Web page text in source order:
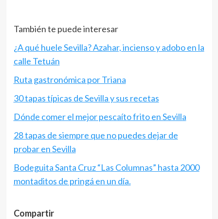
También te puede interesar
¿A qué huele Sevilla? Azahar, incienso y adobo en la
calle Tetuán
Ruta gastronómica por Triana
30 tapas típicas de Sevilla y sus recetas
Dónde comer el mejor pescaíto frito en Sevilla
28 tapas de siempre que no puedes dejar de
probar en Sevilla
Bodeguita Santa Cruz “Las Columnas” hasta 2000
montaditos de pringá en un día.
Compartir